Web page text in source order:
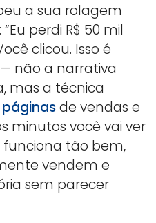
a sua rolagem
perdi R$ 50 mil
clicou. Isso é
não a narrativa
mas a técnica
páginasde vendas e
minutos você vai ver
tão bem,
vendem e
sem parecer